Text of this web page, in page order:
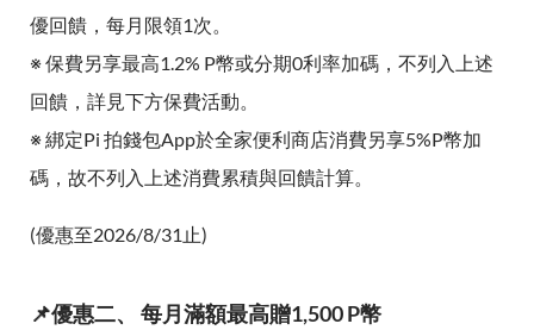
優回饋，每月限領1次。
※ 保費另享最高1.2% P幣或分期0利率加碼，不列入上述
回饋，詳見下方保費活動。
※ 綁定Pi 拍錢包App於全家便利商店消費另享5%P幣加
碼，故不列入上述消費累積與回饋計算。
(優惠至2026/8/31止)
📌優惠二、 每月滿額最高贈1,500 P幣